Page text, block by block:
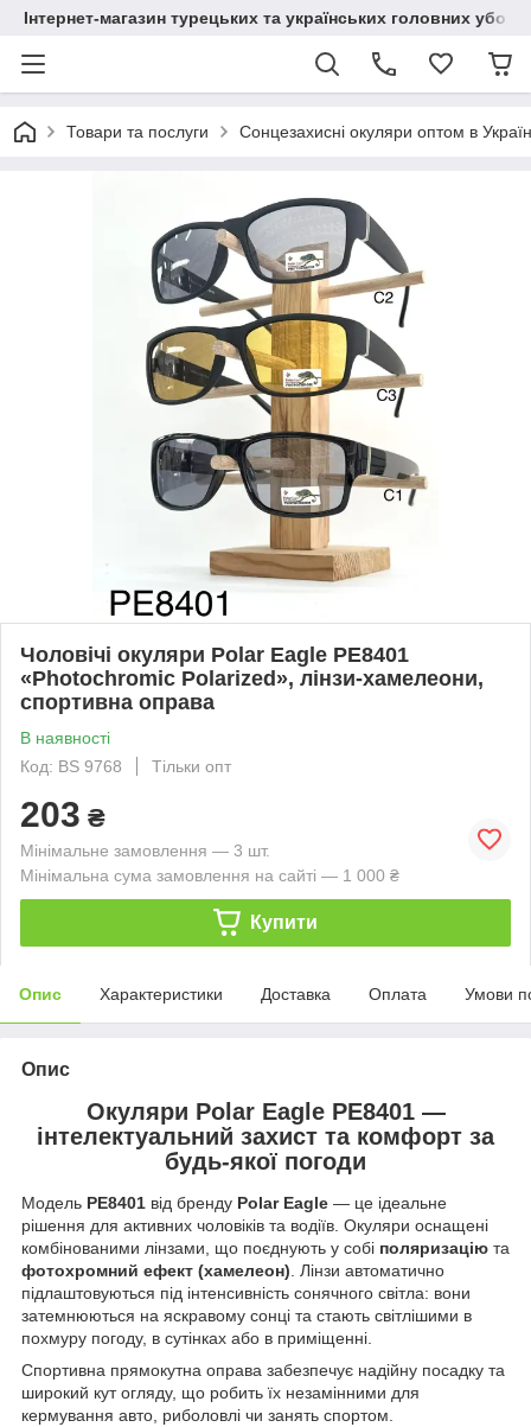
Інтернет-магазин турецьких та українських головних
Товари та послуги Сонцезахисні окуляри оптом в
Чоловічі окуляри Polar Eagle PE8401
«Photochromic Polarized», лінзи-хамелеони,
спортивна оправа
В наявності
Код: BS 9768
Тільки опт
203 ₴
Мінімальне замовлення — 3 шт.
Мінімальна сума замовлення на сайті — 1 000 ₴
Купити
Опис Характеристики Доставка Оплата Умови
Опис
Окуляри Polar Eagle PE8401 —
інтелектуальний захист та комфорт за
будь-якої погоди
Модель PE8401 від бренду Polar Eagle — це ідеальне
рішення для активних чоловіків та водіїв. Окуляри оснащені
комбінованими лінзами, що поєднують у собі поляризацію та
фотохромний ефект (хамелеон). Лінзи автоматично
підлаштовуються під інтенсивність сонячного світла: вони
затемнюються на яскравому сонці та стають світлішими в
похмуру погоду, в сутінках або в приміщенні.
Спортивна прямокутна оправа забезпечує надійну посадку та
широкий кут огляду, що робить їх незамінними для
кермування авто, риболовлі чи занять спортом.